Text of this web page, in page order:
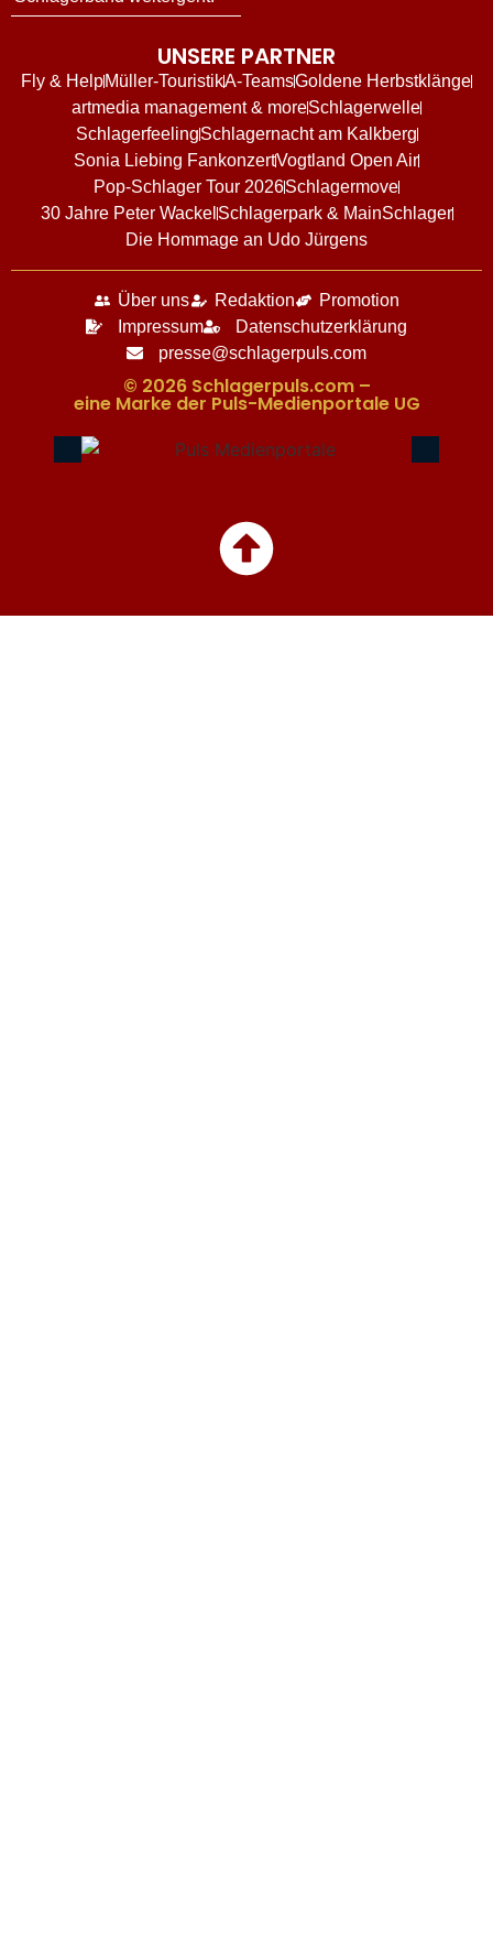
UNSERE PARTNER
Fly & HelpMüller-TouristikA-TeamsGoldene Herbstklänge
artmedia management & moreSchlagerwelle
SchlagerfeelingSchlagernacht am Kalkberg
Sonia Liebing FankonzertVogtland Open Air
Pop-Schlager Tour 2026Schlagermove
30 Jahre Peter Wackel Schlagerpark & MainSchlager
Die Hommage an Udo Jürgens
Über uns Redaktion
Promotion
Impressum
Datenschutzerklärung
presse@schlagerpuls.com
© 2026 Schlagerpuls.com –
eine Marke der Puls-Medienportale UG​